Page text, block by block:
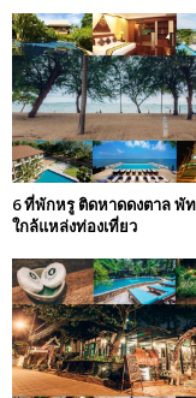
6 ที่พักหรู ติดหาดดงตาล พั
ใกล้แหล่งท่องเที่ยว